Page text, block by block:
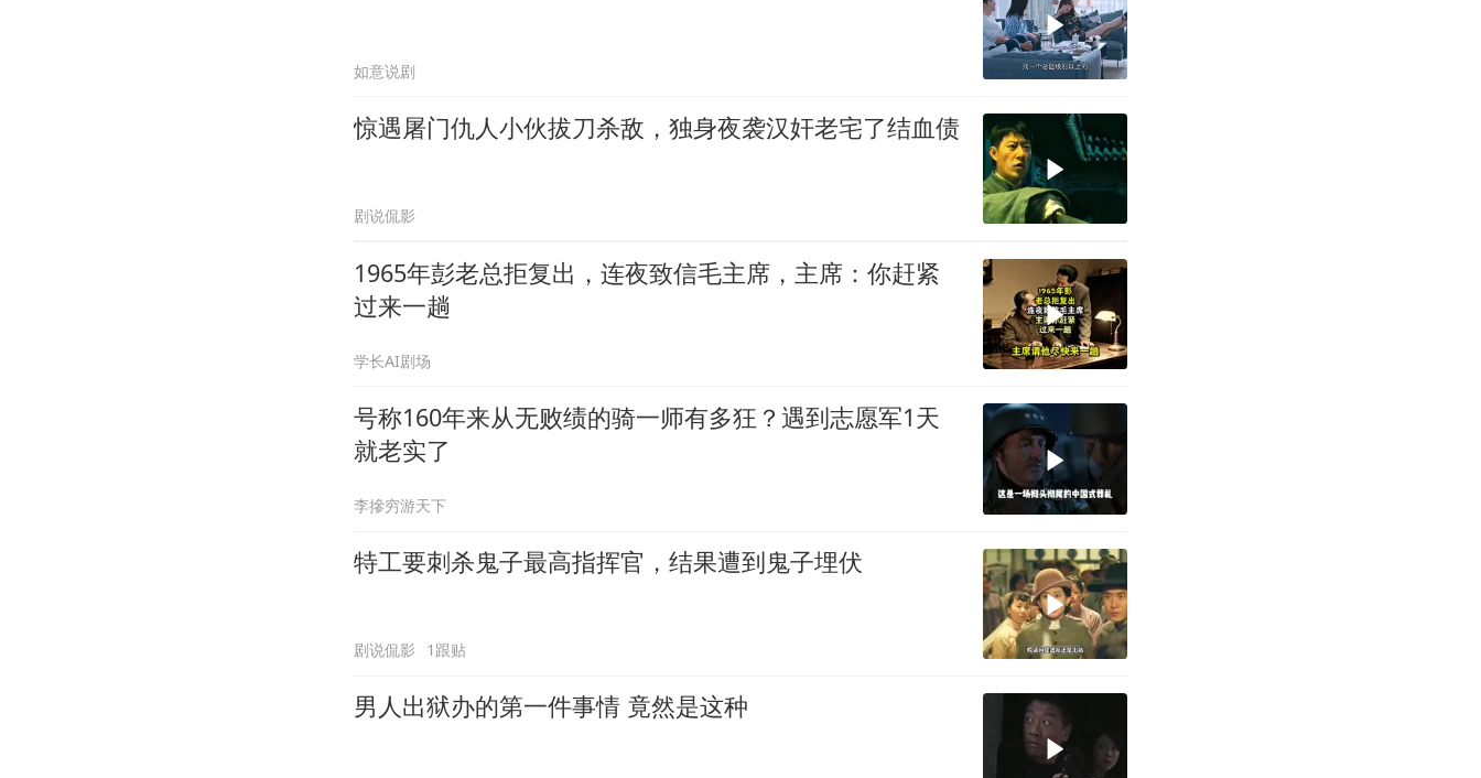
如意说剧
惊遇屠门仇人小伙拔刀杀敌，独身夜袭汉奸老宅了结血债
剧说侃影
1965年彭老总拒复出，连夜致信毛主席，主席：你赶紧
过来一趟
学长AI剧场
号称160年来从无败绩的骑一师有多狂？遇到志愿军1天
就老实了
李摻穷游天下
特工要刺杀鬼子最高指挥官，结果遭到鬼子埋伏
剧说侃影 1跟贴
男人出狱办的第一件事情 竟然是这种